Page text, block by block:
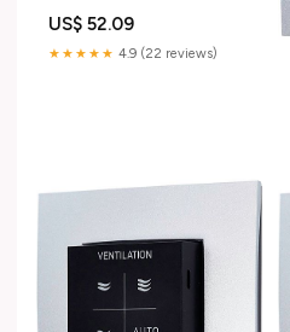
US$ 52.09
★★★★★ 4.9 (22 reviews)